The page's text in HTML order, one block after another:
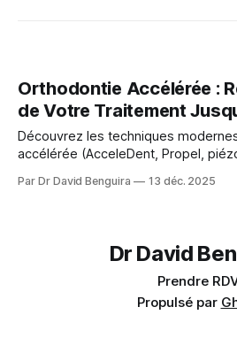
Orthodontie Accélérée :
de Votre Traitement
Découvrez les techniques
accélérée (AcceleDent, Propel,
Par Dr David Benguira 13 déc. 2025
Dr David
Prendre
Propulsé par